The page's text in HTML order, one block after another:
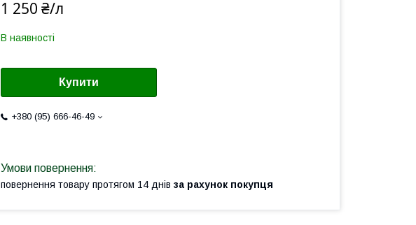
1 250 ₴/л
В наявності
Купити
+380 (95) 666-46-49
повернення товару протягом 14 днів за рахунок покупця